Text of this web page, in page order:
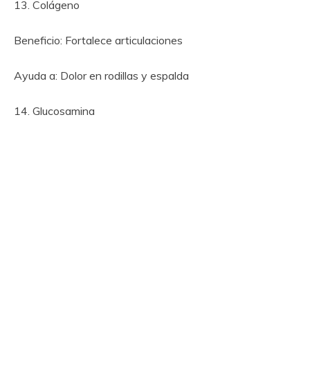
13. Colágeno
Beneficio: Fortalece articulaciones
Ayuda a: Dolor en rodillas y espalda
14. Glucosamina